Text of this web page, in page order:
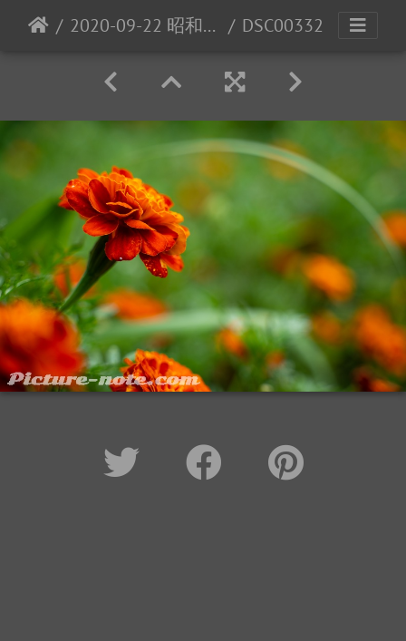
2020-09-22 昭和記念公園 DSC00332